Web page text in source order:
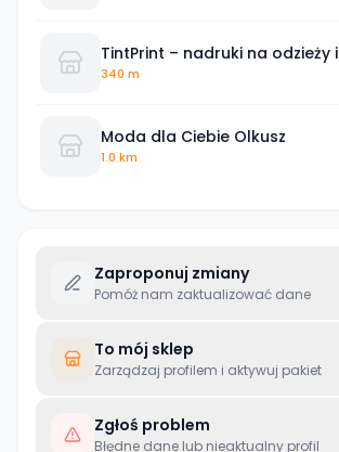
TintPrint – nadruki na odzieży i
gadżetach firmowych
340 m
Moda dla Ciebie Olkusz
1.0 km
Zaproponuj zmiany
Pomóż nam zaktualizować dane
To mój sklep
Zarządzaj profilem i aktywuj pakiet
Zgłoś problem
Błędne dane lub nieaktualny profil